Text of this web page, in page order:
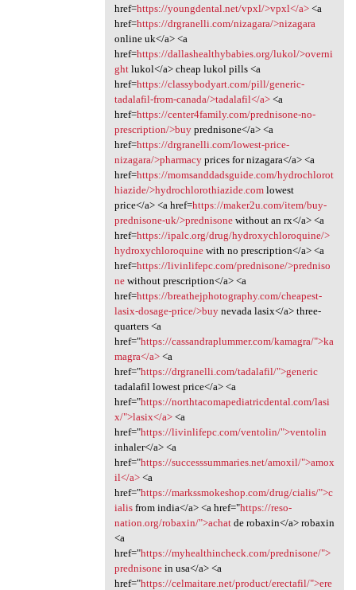
href=https://youngdental.net/vpxl/>vpxl</a><a
href=https://drgranelli.com/nizagara/>nizagara
online uk</a> <a
href=https://dallashealthybabies.org/lukol/>overni
ghtlukol</a> cheap lukol pills <a
href=https://classybodyart.com/pill/generic-
tadalafil-from-canada/>tadalafil</a><a
href=https://center4family.com/prednisone-no-
prescription/>buyprednisone</a> <a
href=https://drgranelli.com/lowest-price-
nizagara/>pharmacyprices for nizagara</a> <a
href=https://momsanddadsguide.com/hydrochlorot
hiazide/>hydrochlorothiazide.comlowest
price</a> <a href=https://maker2u.com/item/buy-
prednisone-uk/>prednisonewithout an rx</a> <a
href=https://ipalc.org/drug/hydroxychloroquine/>
hydroxychloroquinewith no prescription</a> <a
href=https://livinlifepc.com/prednisone/>predniso
newithout prescription</a> <a
href=https://breathejphotography.com/cheapest-
lasix-dosage-price/>buynevada lasix</a> three-
quarters <a
href="https://cassandraplummer.com/kamagra/">ka
magra</a><a
href="https://drgranelli.com/tadalafil/">generic
tadalafil lowest price</a> <a
href="https://northtacomapediatricdental.com/lasi
x/">lasix</a><a
href="https://livinlifepc.com/ventolin/">ventolin
inhaler</a> <a
href="https://successsummaries.net/amoxil/">amox
il</a><a
href="https://markssmokeshop.com/drug/cialis/">c
ialisfrom india</a> <a href="https://reso-
nation.org/robaxin/">achatde robaxin</a> robaxin
<a
href="https://myhealthincheck.com/prednisone/">
prednisonein usa</a> <a
href="https://celmaitare.net/product/erectafil/">ere